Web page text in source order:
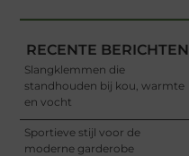
RECENTE BERICHTEN
Slangklemmen die
standhouden bij kou, warmte
en vocht
Sportieve stijl voor de
moderne garderobe